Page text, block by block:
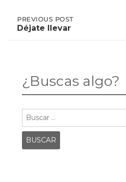
Post
PREVIOUS
POST:
DÉJATE
PREVIOUS POST
Déjate llevar
¿Buscas algo?